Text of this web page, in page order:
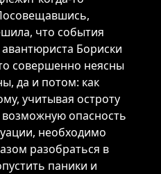
что события
Бориски
совершенно неясны
да и потом: как
учитывая остроту
возможную опасность
необходимо
разобраться в
паники и